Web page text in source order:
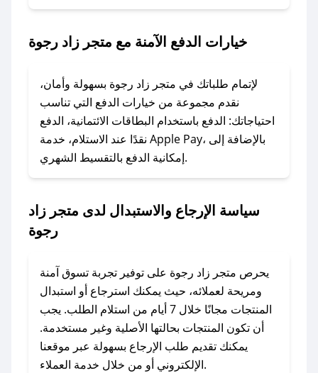
1. انسخ كود الخصم من تطبيق صحصح.
رجوة.
### ماذا أفعل إذا لم يعمل كود الخصم؟
لا تقلق! يمكنك التواصل مع فريق دعم صحصح عبر
الرسائل الخاصة على تويتر أو البريد الإلكتروني،
وسنقوم بحل المشكلة في أسرع وقت ممكن.
### ماذا أفعل إذا لم أجد كود خصم لمتجري
في حال عدم توفر كوبونات لمتجرك المفضل، يمكنك
مراسلتنا مباشرة وسنعمل على توفير الكوبونات في
### كيف تحصل على كوبونات خصم حصرية من
متجر زاد رجوة؟
للحصول على كوبونات وخصومات حصرية، قم بما
يلي:
- اضغط على أيقونة متابعة لمتجر متجر زاد رجوة في
خيارات الدفع الآمنة مع متجر زاد رجوة
لإتمام طلباتك في متجر زاد رجوة بسهولة وأمان،
نقدم مجموعة من خيارات الدفع التي تناسب
احتياجاتك: الدفع باستخدام البطاقات الائتمانية، الدفع
نقدًا عند الاستلام، خدمة Apple Pay، بالإضافة إلى
إمكانية الدفع بالتقسيط الشهري.
سياسة الإرجاع والاستبدال لدى متجر زاد
رجوة
يحرص متجر زاد رجوة على توفير تجربة تسوق آمنة
ومريحة لعملائه، حيث يمكنك استرجاع أو استبدال
المنتجات مجانًا خلال 7 أيام من استلام الطلب. يجب
أن تكون المنتجات بحالتها الأصلية وغير مستخدمة.
يمكنك تقديم طلب الإرجاع بسهولة عبر موقعنا
الإلكتروني أو من خلال خدمة العملاء.